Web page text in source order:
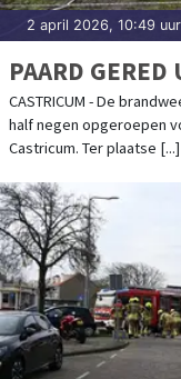
2 april 2026, 10:49 uur
PAARD
CASTRICUM - De
half negen opgeroepen
Castricum. Ter plaatse [...]